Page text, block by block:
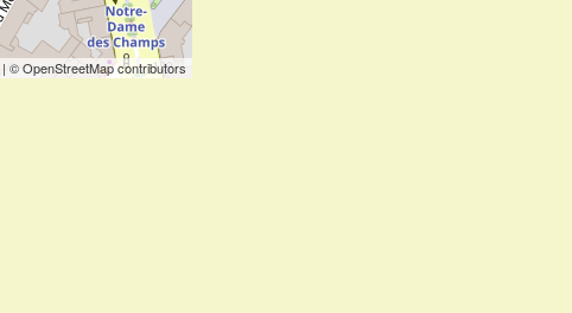
| © OpenStreetMap contributors